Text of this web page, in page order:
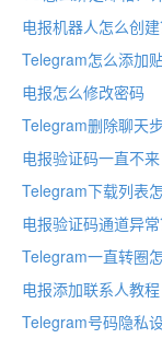
电报机器人怎么创
Telegram怎么添加贴
电报怎么修改密码
Telegram删除聊天
电报验证码一直不来
Telegram下载列表
电报验证码通道异常
Telegram一直转圈
电报添加联系人教程
Telegram号码隐私